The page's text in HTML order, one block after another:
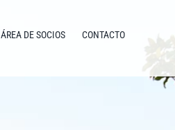
ÁREA DE SOCIOS CONTACTO